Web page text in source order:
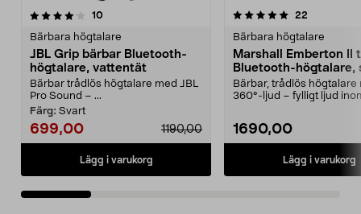
10recensioner
Bärbara högtalare
JBL Grip bärbar Bluetooth-
högtalare, vattentät
Bärbar trådlös högtalare med JBL
Pro Sound – ...
Färg: Svart
699,00 1190,00
Lägg i varukorg
5.0 av 5 stjärnor 22
Bärbara högtalare
Marshall Emberton II
Bluetooth-högtalare,
Bärbar, trådlös högtalare
360°-ljud – fylligt ljud
1690,00
Lägg i varukorg
4.0 av 5 stjärnor